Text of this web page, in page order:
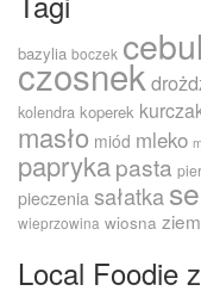
bazylia boczek
czosnek
kolendra koperek
masło miód mleko
paprykapasta
pieczenia sałatka
wieprzowina wiosna
Local Foodie